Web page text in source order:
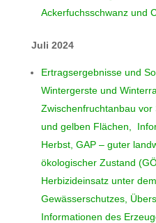
Ackerfuchsschwanz und
Juli 2024
Ertragsergebnisse und
Wintergerste und
Zwischenfruchtanbau
und gelben Flächen,
Herbst, GAP – guter
ökologischer Zustand
Herbizideinsatz unter
Gewässerschutzes,
Informationen des